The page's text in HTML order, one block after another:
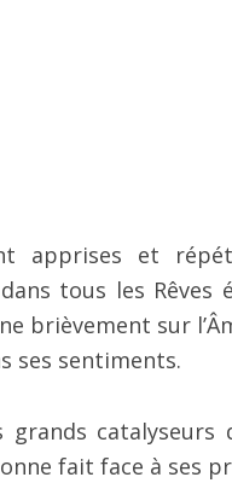
apprises et
tous les
brièvement sur
ses sentiments.
catalyseurs
fait face à ses